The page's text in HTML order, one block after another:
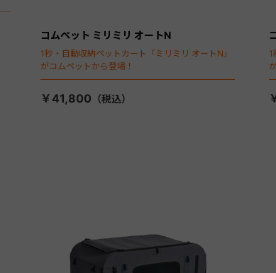
コムペット ミリミリ オートN
1秒・自動収納ペットカート「ミリミリ オートN」
がコムペットから登場！
￥41,800
1